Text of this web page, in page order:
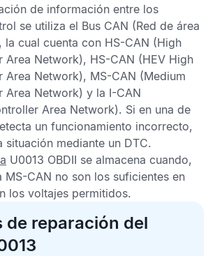
de información entre los
se utiliza el Bus CAN (Red de área
cual cuenta con HS-CAN (High
Area Network), HS-CAN (HEV High
Area Network), MS-CAN (Medium
Area Network) y la I-CAN
Area Network). Si en una de
un funcionamiento incorrecto,
situación mediante un DTC.
U0013 OBDII se almacena cuando,
MS-CAN no son los suficientes en
los voltajes permitidos.
de reparación del